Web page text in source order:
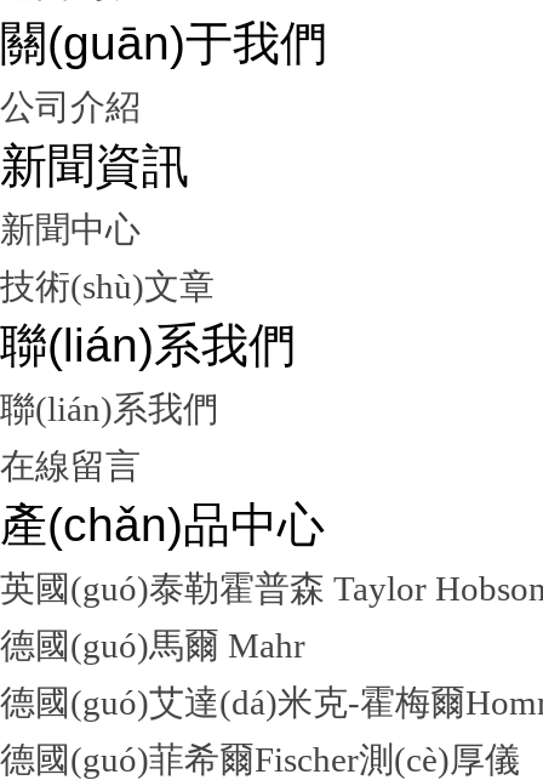
關(guān)于我們
公司介紹
新聞資訊
新聞中心
技術(shù)文章
聯(lián)系我們
聯(lián)系我們
在線留言
產(chǎn)品中心
英國(guó)泰勒霍普森 Taylor
德國(guó)馬爾 Mahr
德國(guó)艾達(dá)米克-霍梅爾
德國(guó)菲希爾Fischer測(cè)厚儀